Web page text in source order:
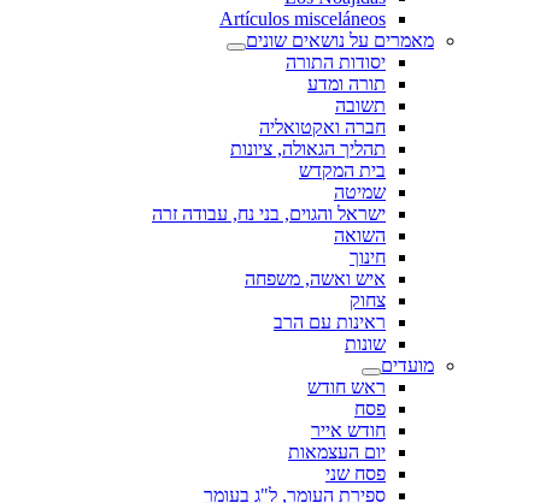
Artículos misceláneos
מאמרים על נושאים שונים
יסודות התורה
תורה ומדע
תשובה
חברה ואקטואליה
תהליך הגאולה, ציונות
בית המקדש
שמיטה
ישראל והגוים, בני נח, עבודה זרה
השואה
חינוך
איש ואשה, משפחה
צחוק
ראינות עם הרב
שונות
מועדים
ראש חודש
פסח
חודש אייר
יום העצמאות
פסח שני
ספירת העומר, ל"ג בעומר